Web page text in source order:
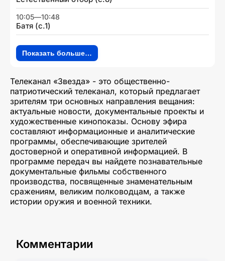
10:05—10:48
Батя (с.1)
Показать больше…
Телеканал «Звезда» - это общественно-
патриотический телеканал, который предлагает
зрителям три основных направления вещания:
актуальные новости, документальные проекты и
художественные кинопоказы. Основу эфира
составляют информационные и аналитические
программы, обеспечивающие зрителей
достоверной и оперативной информацией. В
программе передач вы найдете познавательные
документальные фильмы собственного
производства, посвященные знаменательным
сражениям, великим полководцам, а также
истории оружия и военной техники.
Комментарии